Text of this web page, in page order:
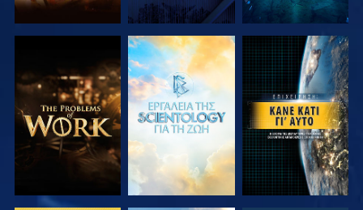
ΕΞΕΡΕΥΝΗΣΤΕ
ΤΗ ΣΕΙΡΑ
ΕΞΕΡΕΥΝΗΣΤΕ
ΤΗ ΣΕΙΡΑ
ΠΑΡΑΚΟΛΟΥΘΗΣΤΕ